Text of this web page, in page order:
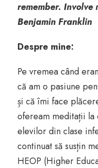
remember. Involve
Benjamin Franklin
Despre mine:
Pe vremea când
că am o pasiune
și că îmi face
ofeream meditații la
elevilor din clase
continuat să susțin
HEOP (Higher